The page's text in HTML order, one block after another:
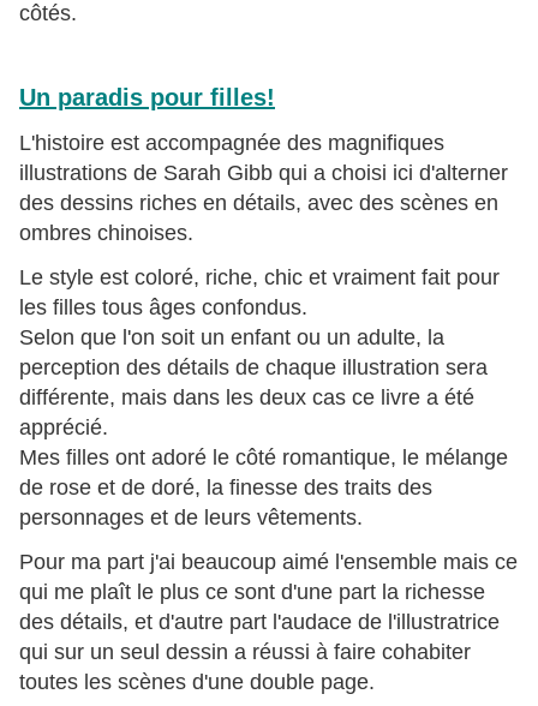
côtés.
Un paradis pour filles!
L'histoire est accompagnée des magnifiques
illustrations de Sarah Gibb qui a choisi ici d'alterner
des dessins riches en détails, avec des scènes en
ombres chinoises.
Le style est coloré, riche, chic et vraiment fait pour
les filles tous âges confondus.
Selon que l'on soit un enfant ou un adulte, la
perception des détails de chaque illustration sera
différente, mais dans les deux cas ce livre a été
apprécié.
Mes filles ont adoré le côté romantique, le mélange
de rose et de doré, la finesse des traits des
personnages et de leurs vêtements.
Pour ma part j'ai beaucoup aimé l'ensemble mais ce
qui me plaît le plus ce sont d'une part la richesse
des détails, et d'autre part l'audace de l'illustratrice
qui sur un seul dessin a réussi à faire cohabiter
toutes les scènes d'une double page.